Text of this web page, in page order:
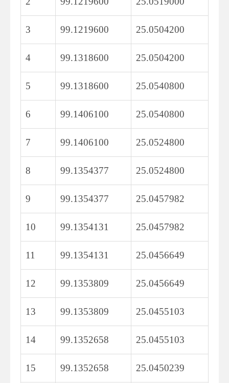
3 99.1219600 25.0504200
4 99.1318600 25.0504200
5 99.1318600 25.0540800
6 99.1406100 25.0540800
7 99.1406100 25.0524800
8 99.1354377 25.0524800
9 99.1354377 25.0457982
10 99.1354131 25.0457982
11 99.1354131 25.0456649
12 99.1353809 25.0456649
13 99.1353809 25.0455103
14 99.1352658 25.0455103
15 99.1352658 25.0450239